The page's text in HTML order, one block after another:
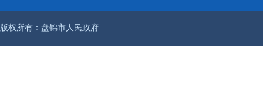
版权所有：盘锦市人民政府